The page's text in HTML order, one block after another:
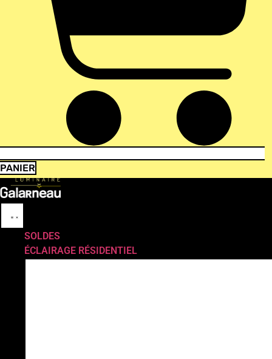
PANIER
SOLDES
ÉCLAIRAGE RÉSIDENTIEL